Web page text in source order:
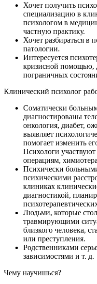
Хочет получить
специализацию в
психологом в
частную практику.
Хочет разбираться в
патологии.
Интересуется
кризисной помощью,
пограничных
Клинический психолог
Соматически
диагностированы
онкология, диабет,
выявляет
помогает изменить
Психологи
операциям,
Психически
психическими
клиниках
диагностикой,
Людьми, которые
травмирующими
близкого человека,
или преступления.
Родственниками
зависимостями и т. д.
Чему научишься?